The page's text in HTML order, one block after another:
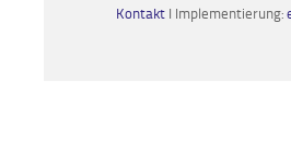
Kontakt I Implementierung: